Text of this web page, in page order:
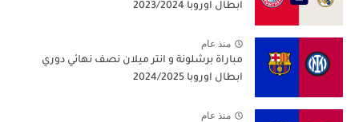
ابطال اوروبا 2023/2024
منذ عام
مباراة برشلونة و انتر ميلان نصف نهائي دوري
ابطال اوروبا 2024/2025
منذ عام